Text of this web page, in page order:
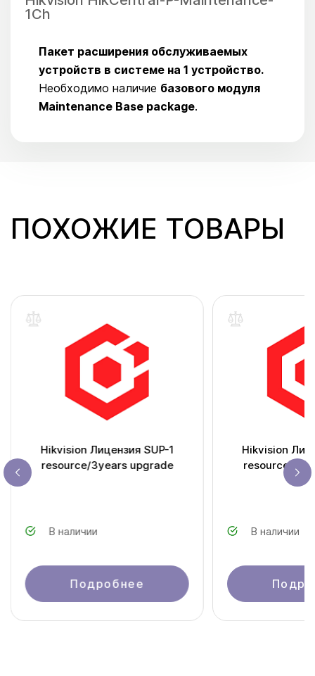
1Ch
Пакет расширения обслуживаемых
устройств в системе на 1 устройство.
Необходимо наличие базового модуля
Maintenance Base package.
ПОХОЖИЕ ТОВАРЫ
Hikvision Лицензия SUP-1
resource/3years upgrade
В наличии
Подробнее
Hikvision
resource/
В наличии